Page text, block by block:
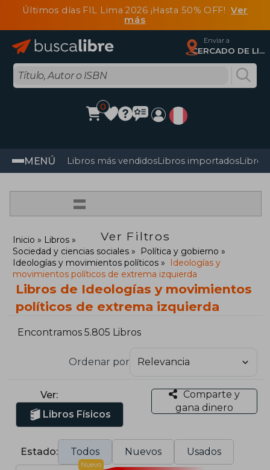
Últimos días FIL Lima 2026 ¡Hasta 50% OFF!Ver
más
Enviar a
CERCADO DE LIMA, Lima
0
MENÚ Libros más vendidosLibros importadosLibros
=
Ver Filtros
Inicio
Libros
Sociedad y ciencias sociales
Política y gobierno
Ideologías y movimientos políticos
Ideologías y
movimientos políticos de extrema izquierda
Libros de Ideologías y movimientos
políticos de extrema izquierda
Encontramos 5.805 Libros
Ordenar por
Ver:
Libros Físicos
Comparte y
gana dinero
Estado: Todos Nuevos Usados
Nuevo